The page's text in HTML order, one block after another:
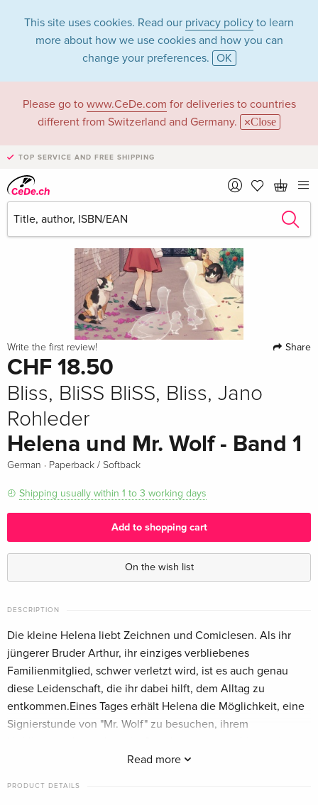
This site uses cookies. Read our privacy policy to learn
more about how we use cookies and how you can
change your preferences. OK
Please go to www.CeDe.com for deliveries to countries
different from Switzerland and Germany.
Close
TOP SERVICE AND FREE SHIPPING
Write the first review! Share
CHF 18.50
Bliss, BliSS BliSS, Bliss, Jano
Rohleder
Helena und Mr. Wolf - Band 1
German · Paperback / Softback
Shipping usually within 1 to 3 working days
Add to shopping cart
On the wish list
DESCRIPTION
Read more
Die kleine Helena liebt Zeichnen und Comiclesen. Als ihr
jüngerer Bruder Arthur, ihr einziges verbliebenes
Familienmitglied, schwer verletzt wird, ist es auch genau
diese Leidenschaft, die ihr dabei hilft, dem Alltag zu
entkommen.Eines Tages erhält Helena die Möglichkeit, eine
Signierstunde von "Mr. Wolf" zu besuchen, ihrem
Wolfsmaske versteckt ... Und wie sich zeigt, hat auch er mit
PRODUCT DETAILS